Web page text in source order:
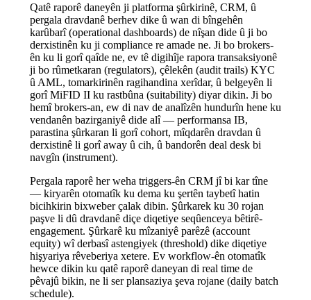
Qatê raporê daneyên ji platforma şûrkirinê, CRM, û
pergala dravdanê berhev dike û wan di bîngehên
karûbarî (operational dashboards) de nîşan dide û ji bo
derxistinên ku ji compliance re amade ne. Ji bo brokers-
ên ku li gorî qaîde ne, ev tê digihîje rapora transaksiyonê
ji bo rûmetkaran (regulators), çêlekên (audit trails) KYC
û AML, tomarkirinên ragihandina xerîdar, û belgeyên li
gorî MiFID II ku rastbûna (suitability) diyar dikin. Ji bo
hemî brokers-an, ew di nav de analîzên hundurîn hene ku
vendanên bazirganiyê dide alî — performansa IB,
parastina şûrkaran li gorî cohort, mîqdarên dravdan û
derxistinê li gorî away û cih, û bandorên deal desk bi
navgîn (instrument).
Pergala raporê her weha triggers-ên CRM jî bi kar tîne
— kiryarên otomatîk ku dema ku şertên taybetî hatin
bicihkirin bixweber çalak dibin. Şûrkarek ku 30 rojan
paşve li dû dravdanê diçe diqetiye seqûenceya bêtirê-
engagement. Şûrkarê ku mîzaniyê parêzê (account
equity) wî derbasî astengiyek (threshold) dike diqetiye
hişyariya rêveberiya xetere. Ev workflow-ên otomatîk
hewce dikin ku qatê raporê daneyan di real time de
pêvajû bikin, ne li ser plansaziya şeva rojane (daily batch
schedule).